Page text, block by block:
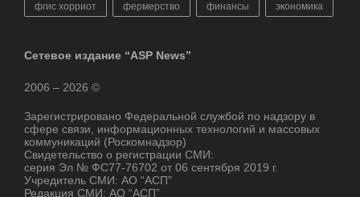
фгис хорриот фермерство финансы экономика
Сетевое издание “ASP News”
2006 – 2026 ©
Зарегистрировано Федеральной службой по надзору в
сфере связи, информационных технологий и массовых
коммуникаций (Роскомнадзор)
Свидетельство о регистрации СМИ:
серия Эл № ФС77-76702 от 06 сентября 2019 г.
Учредитель СМИ: АО “АСП”
Редакция СМИ: АО “АСП”